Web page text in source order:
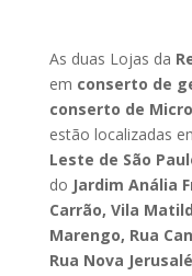
As duas Lojas da
em conserto de
conserto de
estão localizadas
Leste de São
do Jardim Anália
Carrão, Vila
Marengo, Rua
Rua Nova